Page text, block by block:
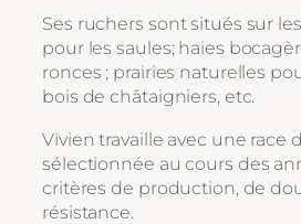
Ses ruchers sont situés sur
pour les saules; haies
ronces ; prairies naturelles
bois de châtaigniers, etc.
Vivien travaille avec une race
sélectionnée au cours des
critères de production, de
résistance.